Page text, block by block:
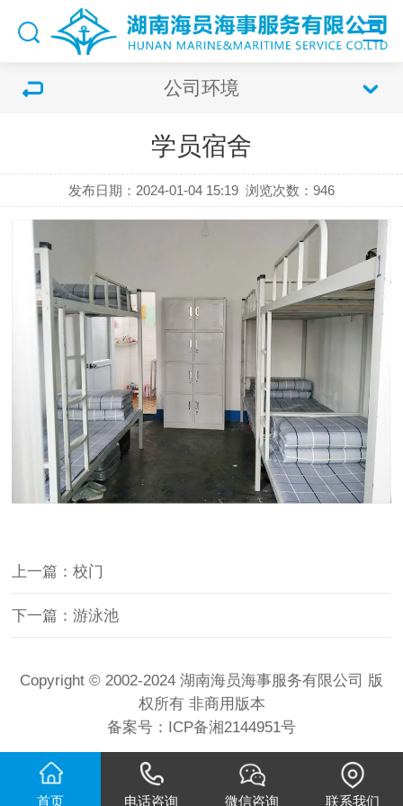
公司环境
学员宿舍
发布日期：2024-01-04 15:19 浏览次数：946
上一篇：校门
下一篇：游泳池
Copyright © 2002-2024 湖南海员海事服务有限公司 版
权所有 非商用版本
备案号：
ICP备湘2144951号
首页 电话咨询 微信咨询 联系我们